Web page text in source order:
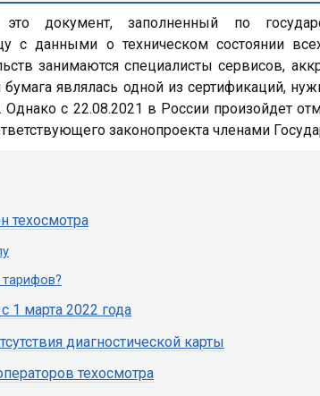
документ, заполненный по
с данными о техническом состоянии
занимаются специалисты сервисов,
бумага являлась одной из сертификаций,
с 22.08.2021 в России произойдет
законопроекта членами
техосмотра
1 марта 2022 года
диагностической карты
техосмотра